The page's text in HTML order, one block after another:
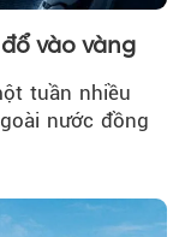
vào vàng
tuần nhiều
nước đồng